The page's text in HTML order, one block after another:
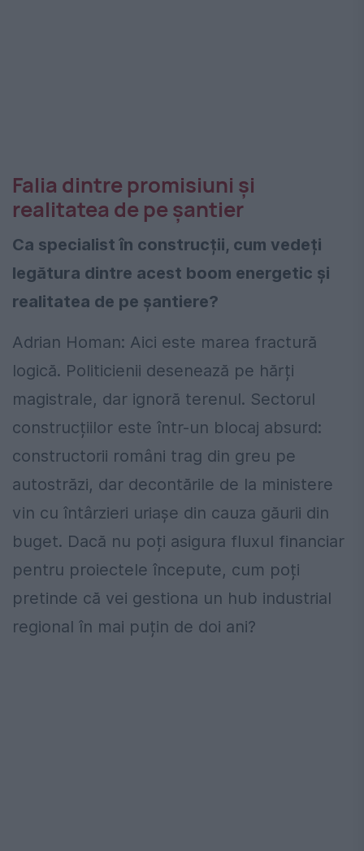
Falia dintre promisiuni și
realitatea de pe șantier
Ca specialist în construcții, cum vedeți
legătura dintre acest boom energetic și
realitatea de pe șantiere?
Adrian Homan: Aici este marea fractură
logică. Politicienii desenează pe hărți
magistrale, dar ignoră terenul. Sectorul
construcțiilor este într-un blocaj absurd:
constructorii români trag din greu pe
autostrăzi, dar decontările de la ministere
vin cu întârzieri uriașe din cauza găurii din
buget. Dacă nu poți asigura fluxul financiar
pentru proiectele începute, cum poți
pretinde că vei gestiona un hub industrial
regional în mai puțin de doi ani?